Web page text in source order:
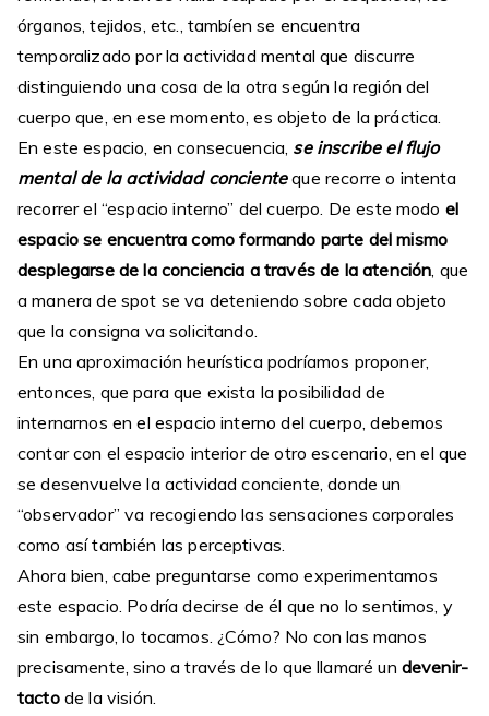
órganos, tejidos, etc., tambíen se encuentra
temporalizado por la actividad mental que discurre
distinguiendo una cosa de la otra según la región del
cuerpo que, en ese momento, es objeto de la práctica.
En este espacio, en consecuencia, se inscribe el flujo
mental de la actividad concienteque recorre o intenta
recorrer el “espacio interno” del cuerpo. De este modo el
espacio se encuentra como formando parte del mismo
desplegarse de la conciencia a través de la atención, que
a manera de spot se va deteniendo sobre cada objeto
que la consigna va solicitando.
En una aproximación heurística podríamos proponer,
entonces, que para que exista la posibilidad de
internarnos en el espacio interno del cuerpo, debemos
contar con el espacio interior de otro escenario, en el que
se desenvuelve la actividad conciente, donde un
“observador” va recogiendo las sensaciones corporales
como así también las perceptivas.
Ahora bien, cabe preguntarse como experimentamos
este espacio. Podría decirse de él que no lo sentimos, y
sin embargo, lo tocamos. ¿Cómo? No con las manos
precisamente, sino a través de lo que llamaré un devenir-
tacto de la visión.